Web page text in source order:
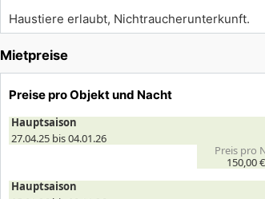
Haustiere erlaubt, Nichtraucherunterkunft.
Mietpreise
Preise pro Objekt und Nacht
Hauptsaison
27.04.25 bis 04.01.26
Preis pro
150,00
Hauptsaison